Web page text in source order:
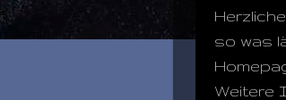
so was
Weitere